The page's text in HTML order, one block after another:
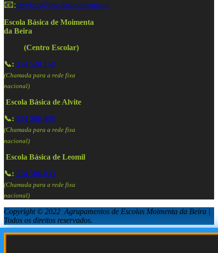
📧:servicos@escolasmoimenta.pt
Escola Básica de Moimenta
da Beira
(Centro Escolar)
📞: 254 520 150
(Chamada para a rede fixa
nacional)
Escola Básica de Alvite
📞: 254 586 409
(Chamada para a rede fixa
nacional)
Escola Básica de Leomil
📞: 254 586 833
(Chamada para a rede fixa
nacional)
Copyright © 2022 Agrupamentos de Escolas Moimenta da Beira |
Todos os direitos reservados.